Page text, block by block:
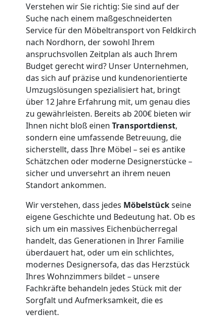
Verstehen wir Sie richtig: Sie sind auf der
Suche nach einem maßgeschneiderten
Service für den Möbeltransport von Feldkirch
nach Nordhorn, der sowohl Ihrem
anspruchsvollen Zeitplan als auch Ihrem
Budget gerecht wird? Unser Unternehmen,
das sich auf präzise und kundenorientierte
Umzugslösungen spezialisiert hat, bringt
über 12 Jahre Erfahrung mit, um genau dies
zu gewährleisten. Bereits ab 200€ bieten wir
Ihnen nicht bloß einen Transportdienst,
sondern eine umfassende Betreuung, die
sicherstellt, dass Ihre Möbel – sei es antike
Schätzchen oder moderne Designerstücke –
sicher und unversehrt an ihrem neuen
Standort ankommen.
Wir verstehen, dass jedes Möbelstückseine
eigene Geschichte und Bedeutung hat. Ob es
sich um ein massives Eichenbücherregal
handelt, das Generationen in Ihrer Familie
überdauert hat, oder um ein schlichtes,
modernes Designersofa, das das Herzstück
Ihres Wohnzimmers bildet – unsere
Fachkräfte behandeln jedes Stück mit der
Sorgfalt und Aufmerksamkeit, die es
verdient.
Umzug
Feldkirch
Mann
LKW
Möbellift
Feldkirch
Übersiedlung
Feldkirch
Klaviertransport